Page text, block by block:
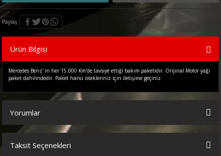
Paylaş
Ürün Bilgisi
Mercedes Benz' in her 15.000 Km'de tavsiye ettiği bakım paketidir. Orijinal Motor yağı
paket dahilindedir. Paket harici istekleriniz için iletişime geçiniz.
Yorumlar
Bu ürüne ilk yorumu siz yapın!
Taksit Seçenekleri